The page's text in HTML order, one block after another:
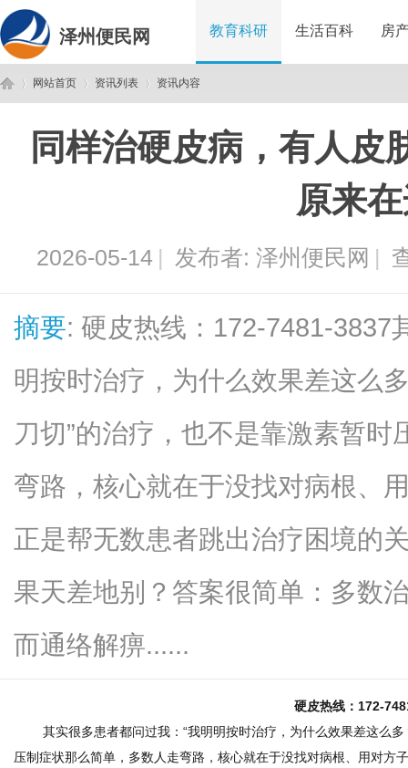
泽州便民网 教育科研 生活百科 房
网站首页 资讯列表
›
资讯内容
同样治硬皮病，有人皮
原来
2026-05-14 | 发布者: 泽州便民网 |
摘要: 硬皮热线：172-7481-3837
明按时治疗，为什么效果差这么
刀切”的治疗，也不是靠激素暂
弯路，核心就在于没找对病根
正是帮无数患者跳出治疗困境的
果天差地别？答案很简单：多数
而通络解痹......
硬皮热线：172-
其实很多患者都问过我：“我明明按时治疗，为什么效果差这么多
压制症状那么简单，多数人走弯路， 核心就在于没找对病根、用对方子